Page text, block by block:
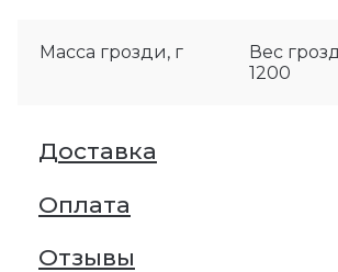
Масса грозди, г
Вес
1200
Доставка
Оплата
Отзывы